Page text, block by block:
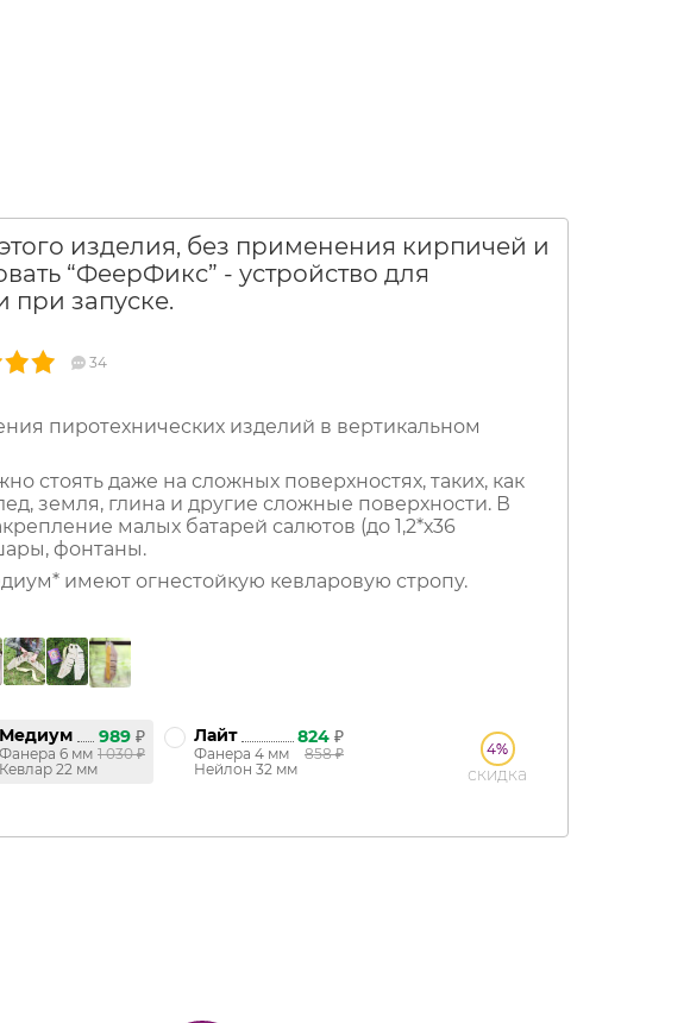
изделия, без применения кирпичей и
“ФеерФикс” - устройство для
запуске.
34
пиротехнических изделий в вертикальном
стоять даже на сложных поверхностях, таких, как
земля, глина и другие сложные поверхности. В
малых батарей салютов (до 1,2*х36
фонтаны.
имеют огнестойкую кевларовую стропу.
Медиум
Фанера 6 мм
Кевлар 22 мм
989 ₽
1 030₽ 4%
скидка
Лайт
Фанера 4 мм
Нейлон 32 мм
824 ₽
858₽